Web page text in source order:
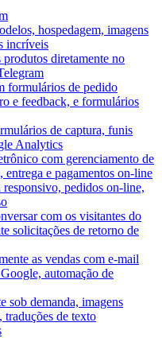
hospedagem, imagens
incríveis
produtos diretamente no
formulários de pedido
e feedback, e formulários
de captura, funis
Analytics
com gerenciamento de
e pagamentos on-line
responsivo, pedidos on-line,
com os visitantes do
solicitações de retorno de
as vendas com e-mail
automação de
sob demanda, imagens
traduções de texto